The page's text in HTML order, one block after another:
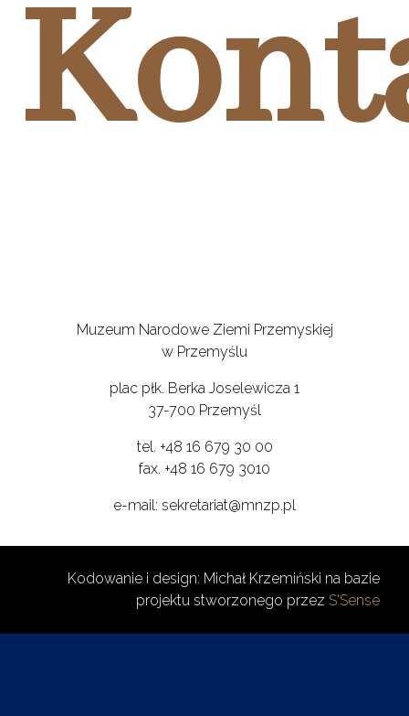
Muzeum Narodowe Ziemi Przemyskiej
w Przemyślu
plac płk. Berka Joselewicza 1
37-700 Przemyśl
tel. +48 16 679 30 00
fax. +48 16 679 3010
e-mail: sekretariat@mnzp.pl
Kodowanie i design: Michał Krzemiński na bazie
projektu stworzonego przez S'Sense